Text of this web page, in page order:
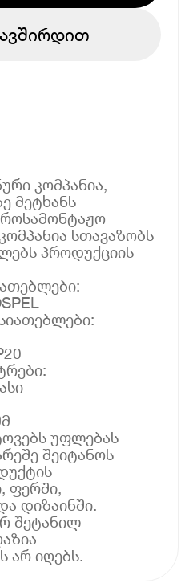
კომპანია,
მეტხანს
სთავაზობს
პროდუქციის
უფლებას
შეიტანოს
ფერში,
დიზაინში.
შეტანილ
არ იღებს.